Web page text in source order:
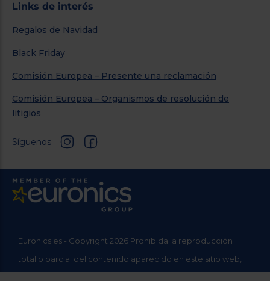
Links de interés
Regalos de Navidad
Black Friday
Comisión Europea – Presente una reclamación
Comisión Europea – Organismos de resolución de
litigios
Síguenos
Euronics.es - Copyright 2026 Prohibida la reproducción
total o parcial del contenido aparecido en este sitio web,